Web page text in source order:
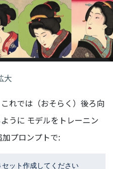
大
れでは（おそらく）後ろ向
うに モデルをトレーニン
プロンプトで: